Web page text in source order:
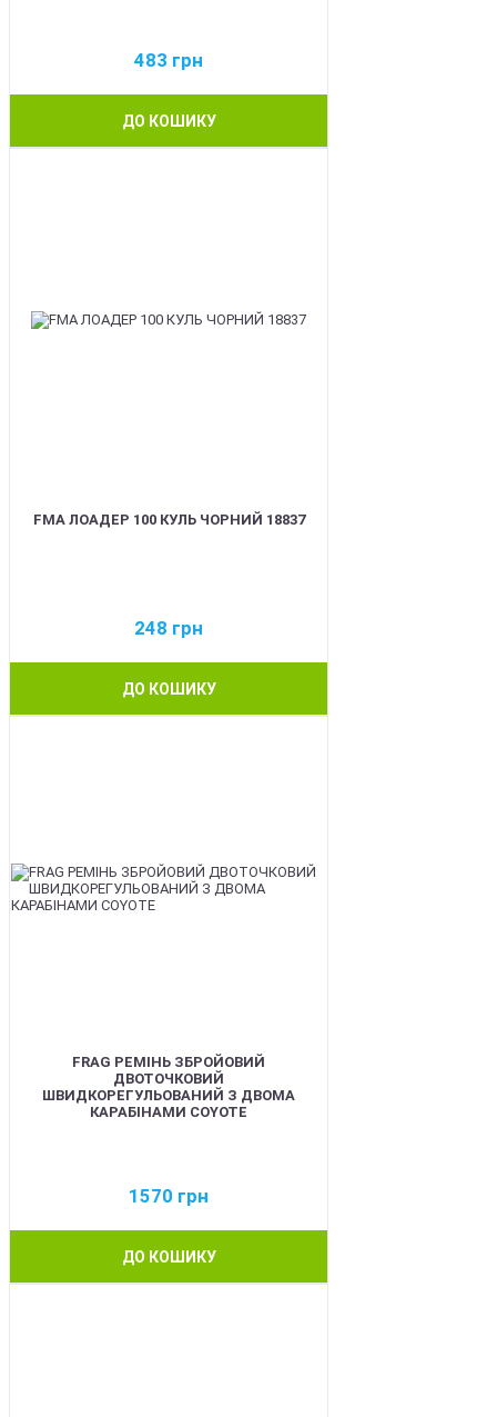
483 грн
ДО КОШИКУ
FMA ЛОАДЕР 100 КУЛЬ ЧОРНИЙ 18837
248 грн
ДО КОШИКУ
FRAG РЕМІНЬ ЗБРОЙОВИЙ
ДВОТОЧКОВИЙ
ШВИДКОРЕГУЛЬОВАНИЙ З ДВОМА
КАРАБІНАМИ COYOTE
1570 грн
ДО КОШИКУ